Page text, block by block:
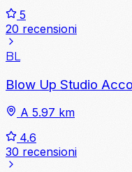
5
20 recensioni
BL
Blow Up Studio
A 5.97 km
4.6
30 recensioni